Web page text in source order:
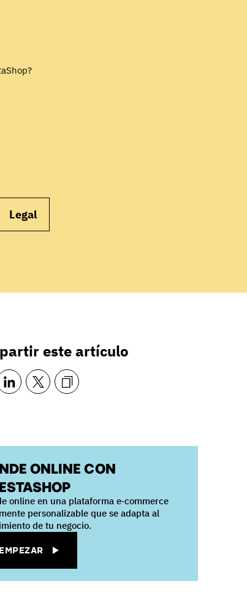
Legal
este artículo
ONLINE CON
online en una plataforma e‑commerce
personalizable que se adapta al
de tu negocio.
EMPEZAR